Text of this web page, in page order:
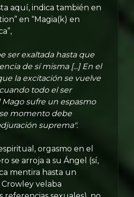
aquí, indica también en
en “Magia(k) en
ser exaltada hasta que
de sí misma [...] En el
la excitación se vuelve
todo el ser
sufre un espasmo
momento debe
suprema".
orgasmo en el
se arroja a su Ángel (sí,
mentira hasta un
velaba